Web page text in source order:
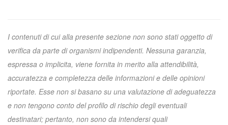
I contenuti di cui alla presente sezione non sono stati oggetto di
verifica da parte di organismi indipendenti. Nessuna garanzia,
espressa o implicita, viene fornita in merito alla attendibilità,
accuratezza e completezza delle informazioni e delle opinioni
riportate. Esse non si basano su una valutazione di adeguatezza
e non tengono conto del profilo di rischio degli eventuali
destinatari; pertanto, non sono da intendersi quali